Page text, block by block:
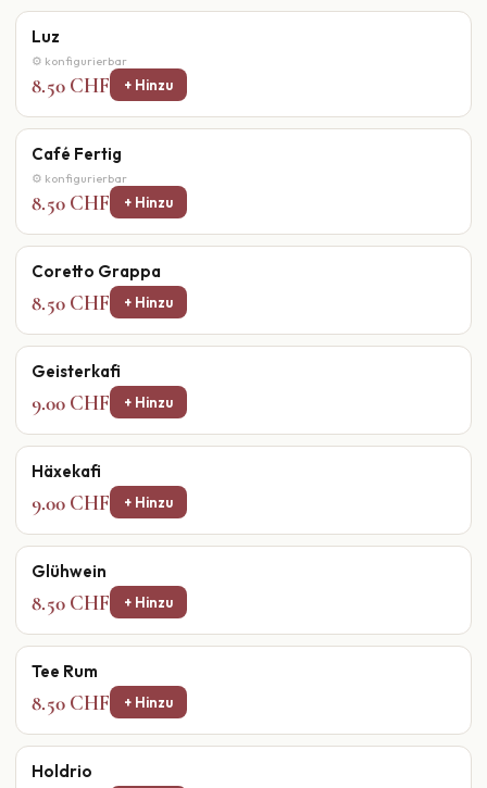
Luz
⚙ konfigurierbar
8.50 CHF + Hinzu
Café Fertig
⚙ konfigurierbar
8.50 CHF + Hinzu
Coretto Grappa
8.50 CHF + Hinzu
Geisterkafi
9.00 CHF + Hinzu
Häxekafi
9.00 CHF + Hinzu
Glühwein
8.50 CHF + Hinzu
Tee Rum
8.50 CHF + Hinzu
Holdrio